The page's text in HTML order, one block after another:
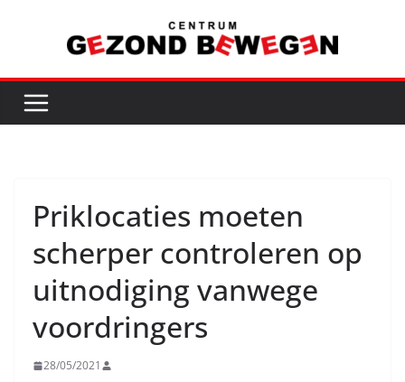
inhoud
Priklocaties moeten
scherper controleren op
uitnodiging vanwege
voordringers
28/05/2021